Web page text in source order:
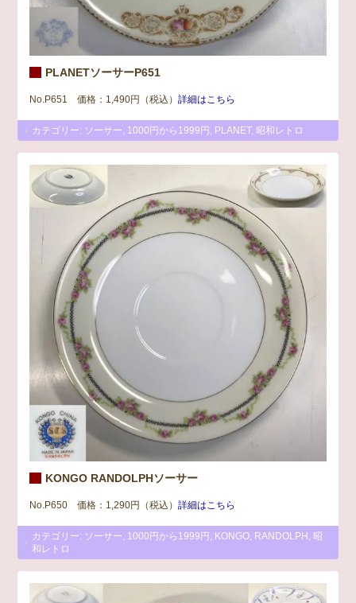
PLANETソーサーP651
No.P651 価格：1,490円（税込）詳細はこちら
カテゴリー: ソーサー 1000円から1999円 PLANET, 昭和レトロ
KONGO RANDOLPHソーサー
No.P650 価格：1,290円（税込）詳細はこちら
カテゴリー: ソーサー 1000円から1999円 KONGO RANDOLPH
昭
和レトロ